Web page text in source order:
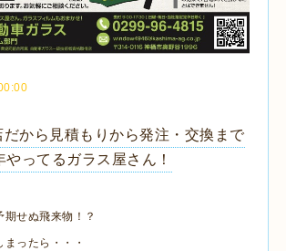
だから見積もりから発注・交換まで
ってるガラス屋さん！
期せぬ飛来物！？
ったら・・・